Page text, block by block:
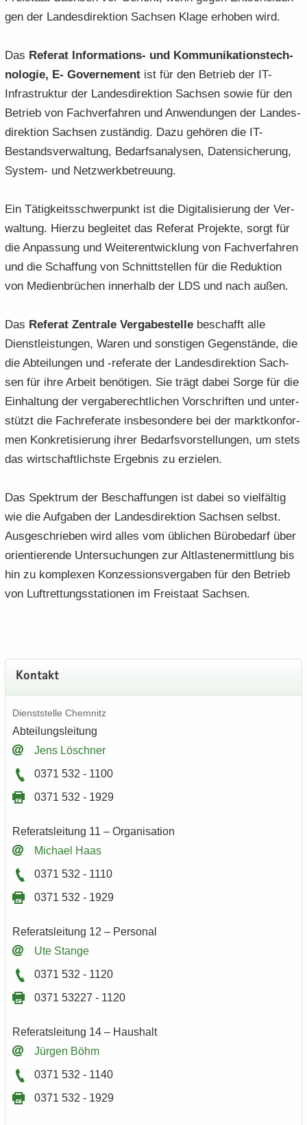
gen der Lan­des­di­rek­ti­on Sach­sen Klage er­ho­ben wird.
Das Re­fe­rat Informations-​ und Kom­mu­ni­ka­ti­ons­tech­
no­lo­gie, E- Go­ver­ne­ment ist für den Be­trieb der IT-​
Infrastruktur der Lan­des­di­rek­ti­on Sach­sen sowie für den
Be­trieb von Fach­ver­fah­ren und An­wen­dun­gen der Lan­des­
di­rek­ti­on Sach­sen zu­stän­dig. Dazu ge­hö­ren die IT-​
Bestandsverwaltung, Be­darfs­ana­ly­sen, Da­ten­si­che­rung,
System-​ und Netz­werk­be­treu­ung.
Ein Tä­tig­keits­schwer­punkt ist die Di­gi­ta­li­sie­rung der Ver­
wal­tung. Hier­zu be­glei­tet das Re­fe­rat Pro­jek­te, sorgt für
die An­pas­sung und Wei­ter­ent­wick­lung von Fach­ver­fah­ren
und die Schaf­fung von Schnitt­stel­len für die Re­duk­ti­on
von Me­di­en­brü­chen in­ner­halb der LDS und nach außen.
Das Re­fe­rat Zen­tra­le Ver­ga­be­stel­le be­schafft alle
Dienst­leis­tun­gen, Waren und sons­ti­gen Ge­gen­stän­de, die
die Ab­tei­lun­gen und -​referate der Lan­des­di­rek­ti­on Sach­
sen für ihre Ar­beit be­nö­ti­gen. Sie trägt dabei Sorge für die
Ein­hal­tung der ver­ga­be­recht­li­chen Vor­schrif­ten und un­ter­
stützt die Fach­re­fe­ra­te ins­be­son­de­re bei der markt­kon­for­
men Kon­kre­ti­sie­rung ihrer Be­darfs­vor­stel­lun­gen, um stets
das wirt­schaft­lichs­te Er­geb­nis zu er­zie­len.
Das Spek­trum der Be­schaf­fun­gen ist dabei so viel­fäl­tig
wie die Auf­ga­ben der Lan­des­di­rek­ti­on Sach­sen selbst.
Aus­ge­schrie­ben wird alles vom üb­li­chen Bü­ro­be­darf über
ori­en­tie­ren­de Un­ter­su­chun­gen zur Alt­las­ten­er­mitt­lung bis
hin zu kom­ple­xen Kon­zes­si­ons­ver­ga­ben für den Be­trieb
von Luft­ret­tungs­sta­tio­nen im Frei­staat Sach­sen.
Kon­takt
Dienst­stel­le Chem­nitz
Ab­tei­lungs­lei­tung
Jens Lösch­ner
0371 532 - 1100
0371 532 - 1929
Re­fe­rats­lei­tung 11 – Or­ga­ni­sa­ti­on
Mi­cha­el Haas
0371 532 - 1110
0371 532 - 1929
Re­fe­rats­lei­tung 12 – Per­so­nal
Ute Stan­ge
0371 532 - 1120
0371 53227 - 1120
Re­fe­rats­lei­tung 14 – Haus­halt
Jür­gen Böhm
0371 532 - 1140
0371 532 - 1929